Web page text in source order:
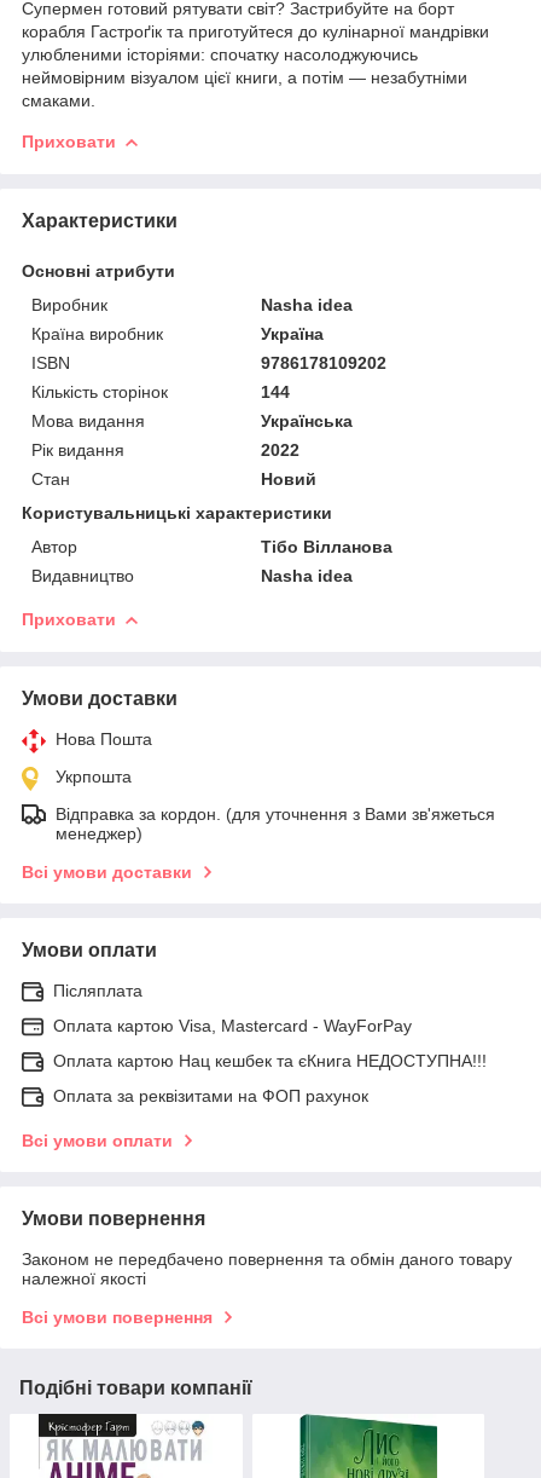
Супермен готовий рятувати світ? Застрибуйте на борт
корабля Гастроґік та приготуйтеся до кулінарної мандрівки
улюбленими історіями: спочатку насолоджуючись
неймовірним візуалом цієї книги, а потім — незабутніми
смаками.
Приховати
Характеристики
Основні атрибути
Виробник
Nasha idea
Країна виробник
Україна
ISBN
9786178109202
Кількість сторінок
144
Мова видання
Українська
Рік видання
2022
Стан
Новий
Користувальницькі характеристики
Автор
Тібо Вілланова
Видавництво
Nasha idea
Приховати
Умови доставки
Нова Пошта
Укрпошта
Відправка за кордон. (для уточнення з Вами зв'яжеться
менеджер)
Всі умови доставки
Умови оплати
Післяплата
Оплата картою Visa, Mastercard - WayForPay
Оплата картою Нац кешбек та єКнига НЕДОСТУПНА!!!
Оплата за реквізитами на ФОП рахунок
Всі умови оплати
Умови повернення
Законом не передбачено повернення та обмін даного товару
належної якості
Всі умови повернення
Подібні товари компанії